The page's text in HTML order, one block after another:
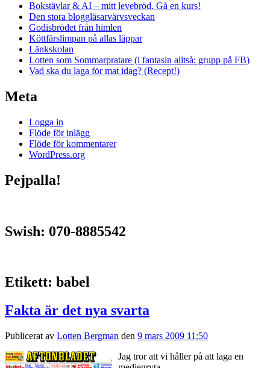
Bokstävlar & AI – mitt levebröd. Gå en kurs!
Den stora bloggläsarvärvsveckan
Godisbrödet från himlen
Köttfärslimpan på allas läppar
Länkskolan
Lotten som Sommarpratare (i fantasin alltså: grupp på FB)
Vad ska du laga för mat idag? (Recept!)
Meta
Logga in
Flöde för inlägg
Flöde för kommentarer
WordPress.org
Pejpalla!
Swish: 070-8885542
Etikett: babel
Fakta är det nya svarta
Publicerat av Lotten Bergman den 9 mars 2009 11:50
Jag tror att vi håller på att laga en